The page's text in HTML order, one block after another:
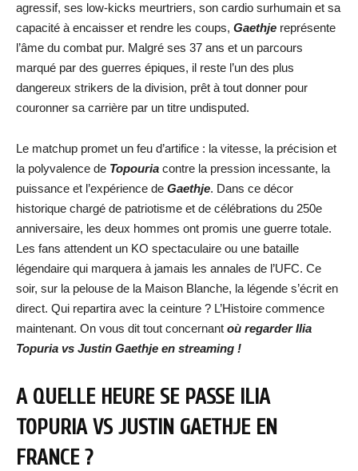
agressif, ses low-kicks meurtriers, son cardio surhumain et sa
capacité à encaisser et rendre les coups, Gaethje représente
l’âme du combat pur. Malgré ses 37 ans et un parcours
marqué par des guerres épiques, il reste l’un des plus
dangereux strikers de la division, prêt à tout donner pour
couronner sa carrière par un titre undisputed.
Le matchup promet un feu d’artifice : la vitesse, la précision et
la polyvalence de Topouria contre la pression incessante, la
puissance et l’expérience de Gaethje. Dans ce décor
historique chargé de patriotisme et de célébrations du 250e
anniversaire, les deux hommes ont promis une guerre totale.
Les fans attendent un KO spectaculaire ou une bataille
légendaire qui marquera à jamais les annales de l’UFC. Ce
soir, sur la pelouse de la Maison Blanche, la légende s’écrit en
direct. Qui repartira avec la ceinture ? L’Histoire commence
maintenant. On vous dit tout concernant où regarderIlia
Topuria vs Justin Gaethje en streaming !
A QUELLE HEURE SE PASSE ILIA
TOPURIA VS JUSTIN GAETHJE EN
FRANCE ?